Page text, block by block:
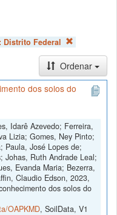
Distrito Federal
Ordenar
dos solos do
Idarê Azevedo; Ferreira,
Lizia; Gomes, Ney Pinto;
Paula, José Lopes de;
Johas, Ruth Andrade Leal;
Evanda Maria; Bezerra,
Claudio Edson, 2023,
dos solos do
OAPKMD, SoilData, V1